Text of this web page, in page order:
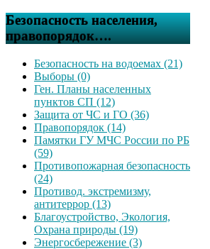
Безопасность населения,
правопорядок….
Безопасность на водоемах (21)
Выборы (0)
Ген. Планы населенных
пунктов СП (12)
Защита от ЧС и ГО (36)
Правопорядок (14)
Памятки ГУ МЧС России по РБ
(59)
Противопожарная безопасность
(24)
Противод. экстремизму,
антитеррор (13)
Благоустройство, Экология,
Охрана природы (19)
Энергосбережение (3)